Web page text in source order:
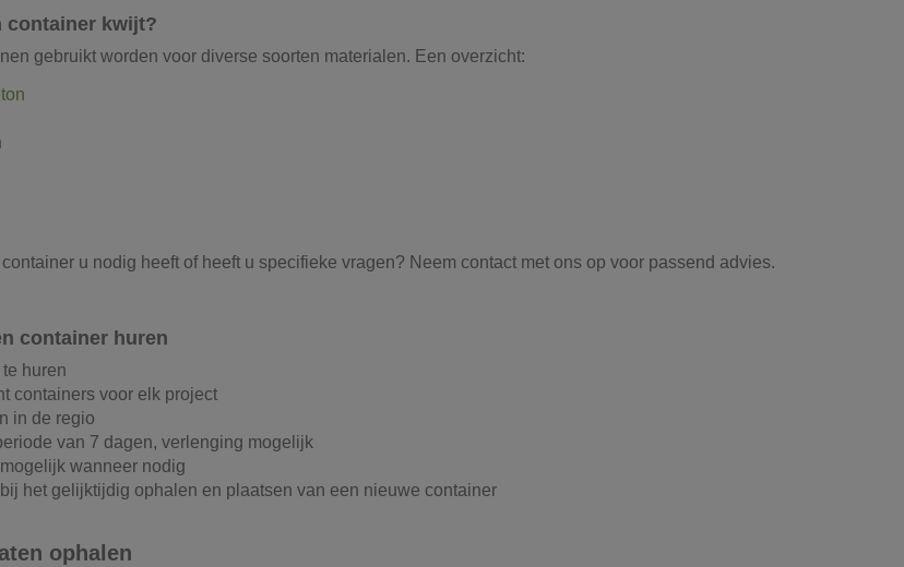
container kwijt?
gebruikt worden voor diverse soorten materialen. Een overzicht:
u nodig heeft of heeft u specifieke vragen? Neem contact met ons op voor passend advies.
container huren
huren
containers voor elk project
in de regio
van 7 dagen, verlenging mogelijk
wanneer nodig
het gelijktijdig ophalen en plaatsen van een nieuwe container
ophalen